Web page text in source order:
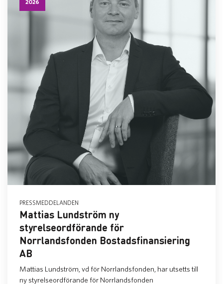
2026
PRESSMEDDELANDEN
Mattias Lundström ny
styrelseordförande för
Norrlandsfonden Bostadsfinansiering
AB
Mattias Lundström, vd för Norrlandsfonden, har utsetts till
ny styrelseordförande för Norrlandsfonden